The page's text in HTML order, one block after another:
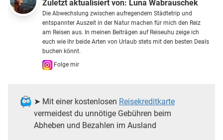
Zuletzt aktualisiert von: Luna Wabrauschek
Die Abwechslung zwischen aufregendem Städtetrip und
entspannter Auszeit in der Natur machen für mich den Reiz
am Reisen aus. In meinen Beiträgen auf Reiseuhu zeige ich
euch wie ihr beide Arten von Urlaub stets mit den besten Deals
buchen könnt.
Folge mir
➤ Mit einer kostenlosen Reisekreditkarte
vermeidest du unnötige Gebühren beim
Abheben und Bezahlen im Ausland